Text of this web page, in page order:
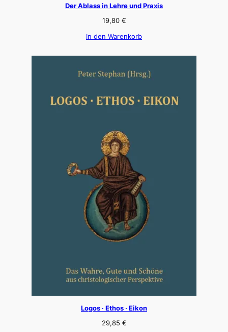
Der Ablass in Lehre und Praxis
19,80 €
In den Warenkorb
Logos · Ethos · Eikon
29,85 €